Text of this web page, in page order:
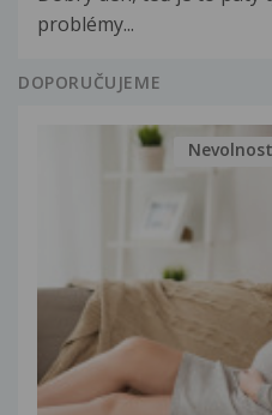
problémy...
DOPORUČUJEME